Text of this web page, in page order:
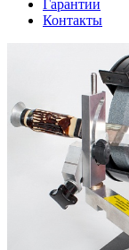
авто
авто
Гарантии
Контакты